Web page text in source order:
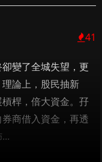
41
變了全城失望，更
論上，股民抽新
桿，倍大資金。孖
商借入資金，再透